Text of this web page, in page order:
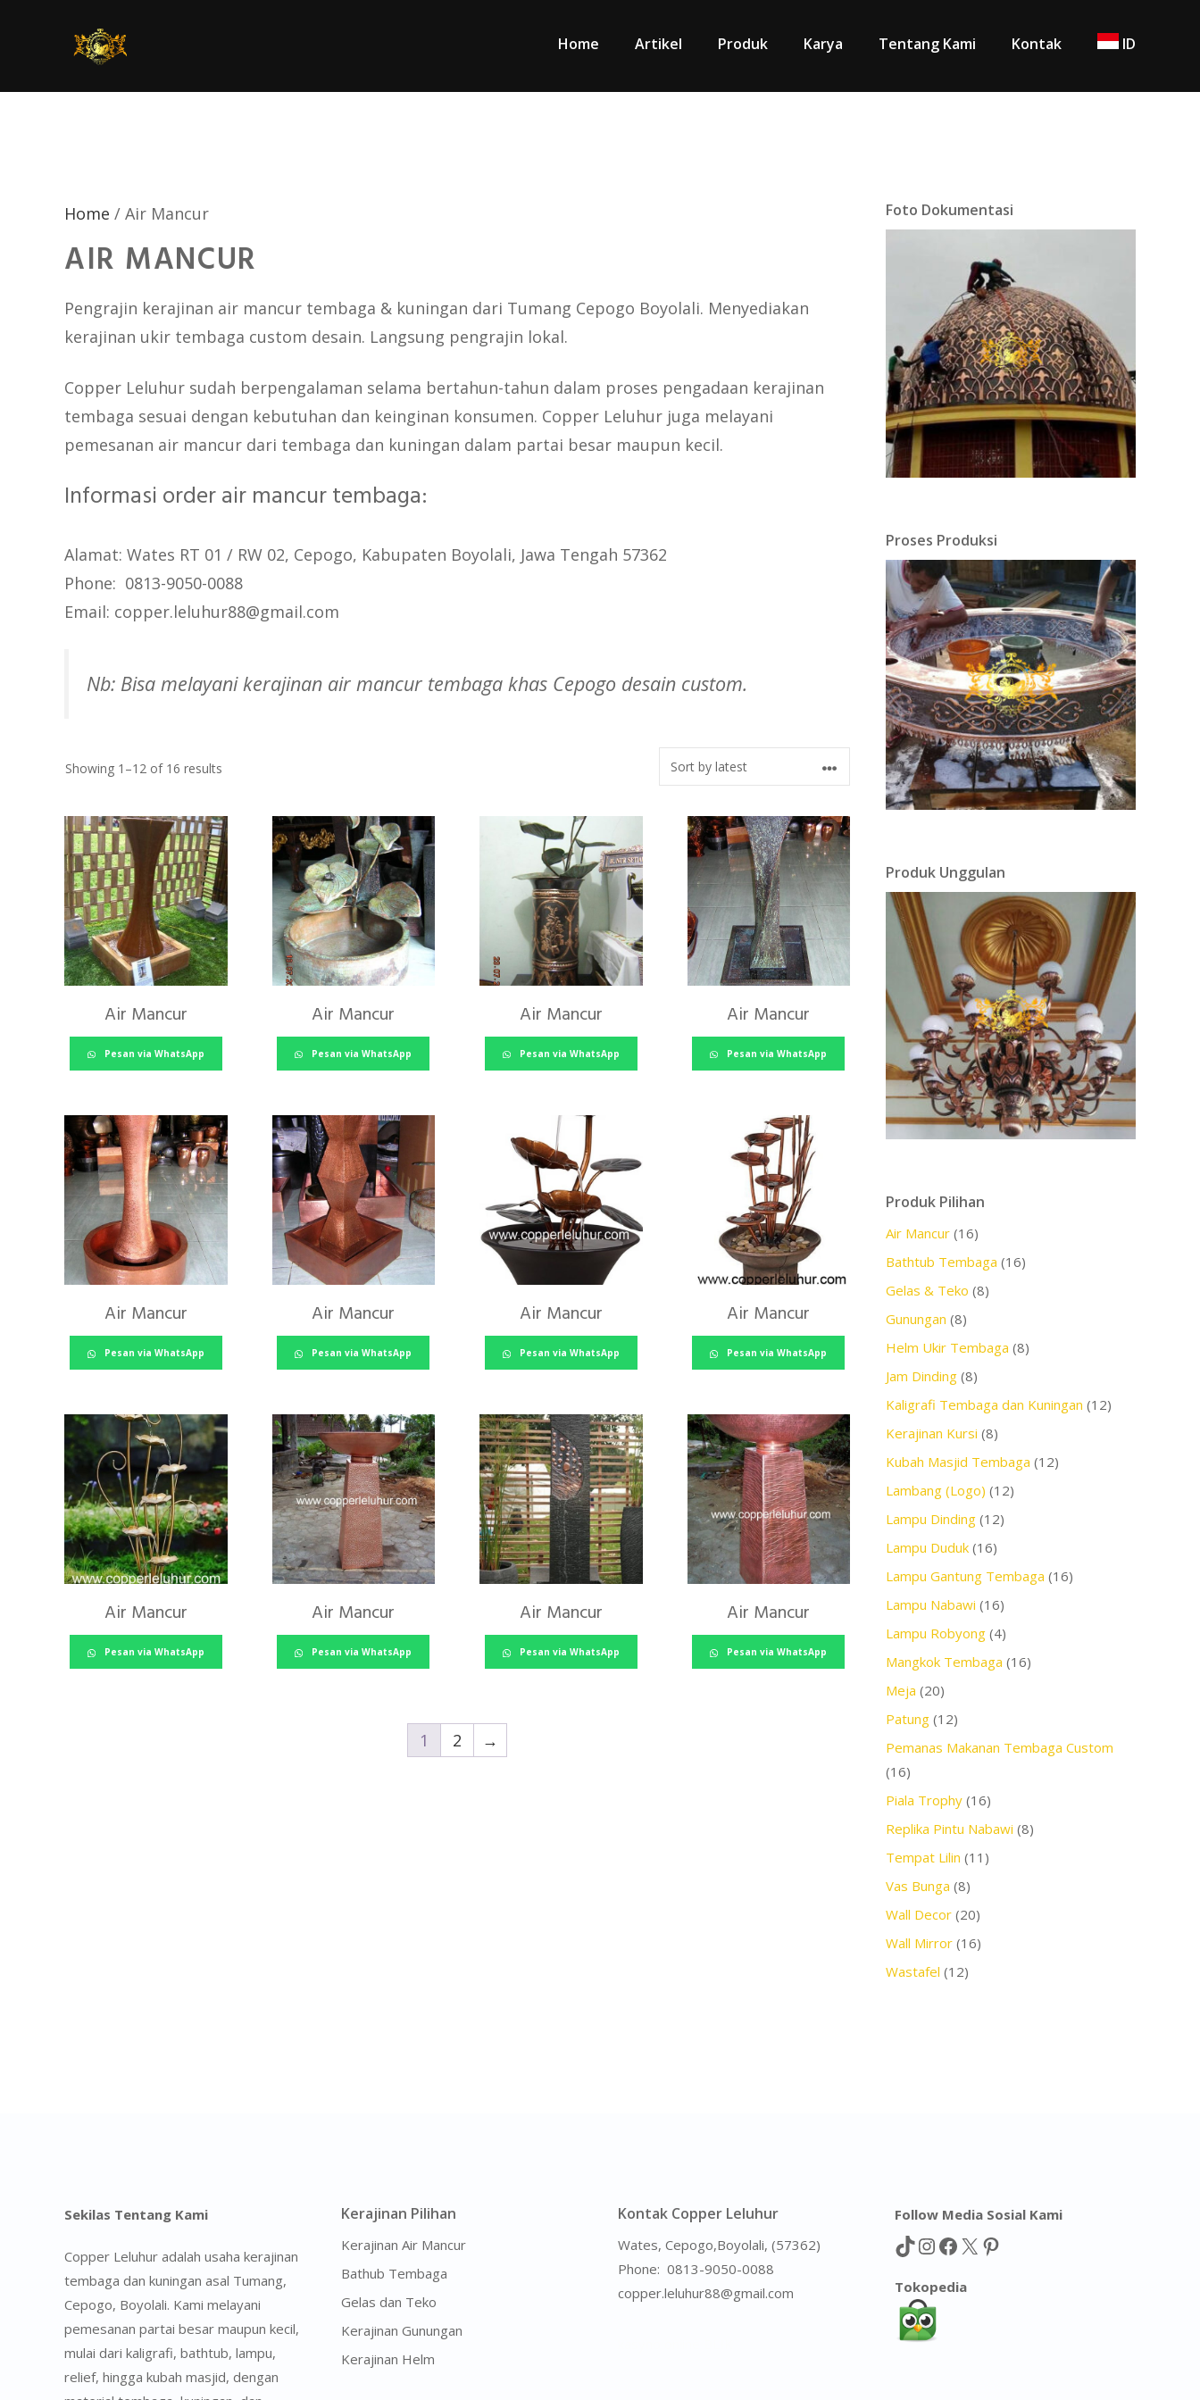
Home Artikel Produk Karya Tentang Kami Kontak ID
Home / Air Mancur
AIR MANCUR
Pengrajin kerajinan air mancur tembaga & kuningan dari Tumang Cepogo Boyolali. Menyediakan
kerajinan ukir tembaga custom desain. Langsung pengrajin lokal.
Copper Leluhur sudah berpengalaman selama bertahun-tahun dalam proses pengadaan kerajinan
tembaga sesuai dengan kebutuhan dan keinginan konsumen. Copper Leluhur juga melayani
pemesanan air mancur dari tembaga dan kuningan dalam partai besar maupun kecil.
Informasi order air mancur tembaga:
Alamat: Wates RT 01 / RW 02, Cepogo, Kabupaten Boyolali, Jawa Tengah 57362
Phone: 0813-9050-0088
Email: copper.leluhur88@gmail.com
Nb: Bisa melayani kerajinan air mancur tembaga khas Cepogo desain custom.
Showing 1–12 of 16 results
latest
Air Mancur
Pesan via WhatsApp
Air Mancur
Pesan via WhatsApp
Air Mancur
Pesan via WhatsApp
Air Mancur
Pesan via WhatsApp
Air Mancur
Pesan via WhatsApp
Air Mancur
Pesan via WhatsApp
Air Mancur
Pesan via WhatsApp
Air Mancur
Pesan via WhatsApp
Air Mancur
Pesan via WhatsApp
Air Mancur
Pesan via WhatsApp
Air Mancur
Pesan via WhatsApp
Air Mancur
Pesan via WhatsApp
1 2 →
Foto Dokumentasi
Proses Produksi
Produk Unggulan
Produk Pilihan
Air Mancur (16)
Bathtub Tembaga (16)
Gelas & Teko (8)
Gunungan (8)
Helm Ukir Tembaga (8)
Jam Dinding (8)
Kaligrafi Tembaga dan Kuningan (12)
Kerajinan Kursi (8)
Kubah Masjid Tembaga (12)
Lambang (Logo) (12)
Lampu Dinding (12)
Lampu Duduk (16)
Lampu Gantung Tembaga (16)
Lampu Nabawi (16)
Lampu Robyong (4)
Mangkok Tembaga (16)
Meja (20)
Patung (12)
Pemanas Makanan Tembaga Custom
(16)
Piala Trophy (16)
Replika Pintu Nabawi (8)
Tempat Lilin (11)
Vas Bunga (8)
Wall Decor (20)
Wall Mirror (16)
Wastafel (12)
Sekilas Tentang Kami
Copper Leluhur adalah usaha kerajinan
tembaga dan kuningan asal Tumang,
Cepogo, Boyolali. Kami melayani
pemesanan partai besar maupun kecil,
mulai dari kaligrafi, bathtub, lampu,
relief, hingga kubah masjid, dengan
Kerajinan Pilihan
Kerajinan Air Mancur
Bathub Tembaga
Gelas dan Teko
Kerajinan Gunungan
Kerajinan Helm
Kontak Copper Leluhur
Wates, Cepogo,Boyolali, (57362)
Phone: 0813-9050-0088
copper.leluhur88@gmail.com
Follow Media Sosial Kami
TikTok
Instagram
Facebook
X Pinterest
Tokopedia